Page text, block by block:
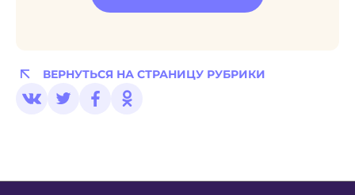
ВЕРНУТЬСЯ НА СТРАНИЦУ РУБРИКИ